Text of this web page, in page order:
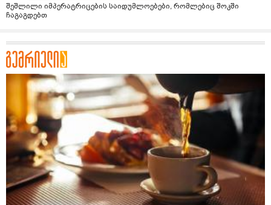
შეშლილი იმპერატრიცების საიდუმლოებები, რომლებიც შოკში
ჩაგაგდებთ